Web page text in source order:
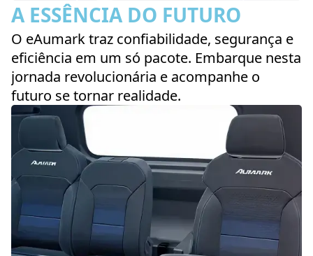
A ESSÊNCIA DO FUTURO
O eAumark traz confiabilidade, segurança e
eficiência em um só pacote. Embarque nesta
jornada revolucionária e acompanhe o
futuro se tornar realidade.